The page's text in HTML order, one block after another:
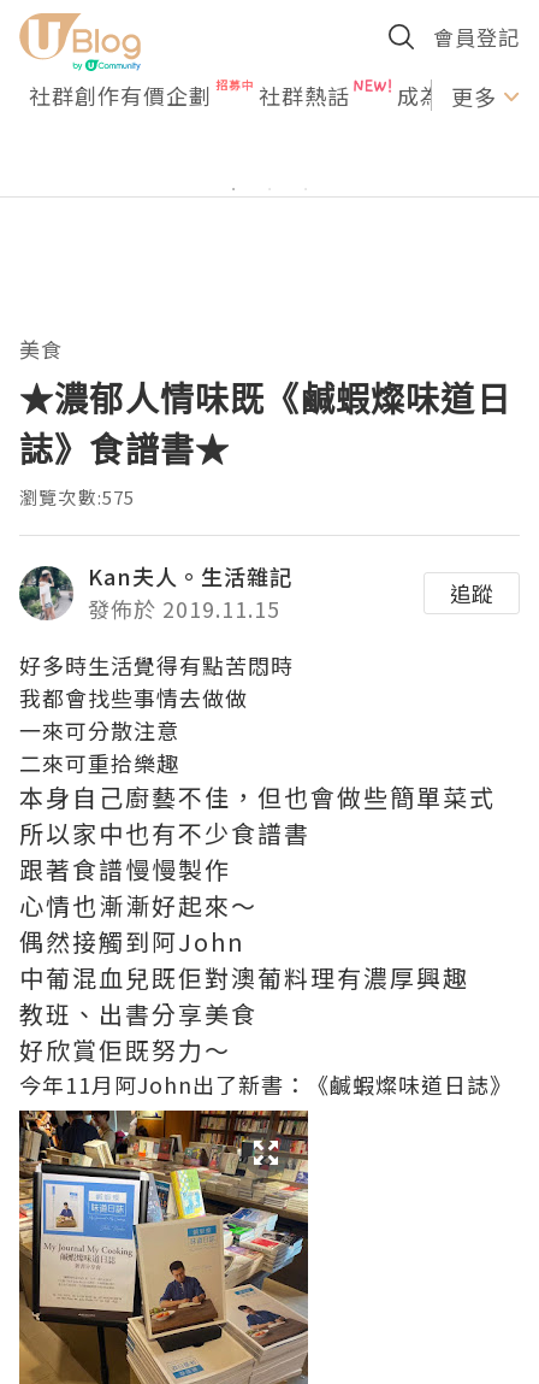
會員登記
社群創作有價企劃 社群熱話 成為U更多
美食
★濃郁人情味既《鹹蝦燦味道日
誌》食譜書★
瀏覽次數:575
Kan夫人。生活雜記
發佈於 2019.11.15
追蹤
好多時生活覺得有點苦悶時
我都會找些事情去做做
一來可分散注意
二來可重拾樂趣
本身自己廚藝不佳，但也會做些簡單菜式
所以家中也有不少食譜書
跟著食譜慢慢製作
心情也漸漸好起來～
偶然接觸到阿John
中葡混血兒既佢對澳葡料理有濃厚興趣
教班、出書分享美食
好欣賞佢既努力～
今年11月阿John出了新書：《鹹蝦燦味道日誌》